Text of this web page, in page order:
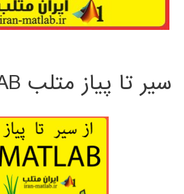
سیر تا پیاز متلب MATLAB